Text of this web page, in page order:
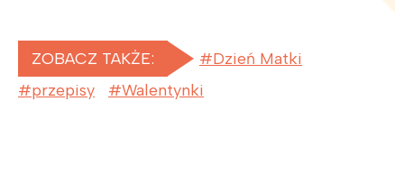
ZOBACZ TAKŻE:
Dzień Matki
przepisy
Walentynki